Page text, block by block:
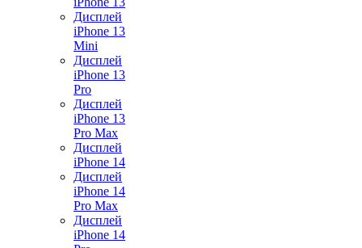
Дисплей
iPhone 13
Mini
Дисплей
iPhone 13
Pro
Дисплей
iPhone 13
Pro Max
Дисплей
iPhone 14
Дисплей
iPhone 14
Pro Max
Дисплей
iPhone 14